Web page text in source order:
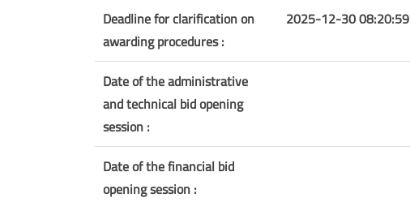
Deadline for clarification on
awarding procedures :
2025-12-30 08:20:59
Date of the administrative
and technical bid opening
session :
Date of the financial bid
opening session :